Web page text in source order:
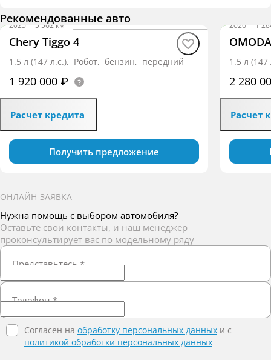
Рекомендованные авто
2025·5 562 км
Chery Tiggo 4
1.5 л (147 л.с.), Робот, бензин, передний
1 920 000 ₽
Расчет кредита
Получить предложение
2026 1
1.5 л
2 280
Расчет
ОНЛАЙН-ЗАЯВКА
Нужна помощь с выбором автомобиля?
Оставьте свои контакты, и наш менеджер
проконсультирует вас по модельному ряду
Представьтесь*
Телефон*
Согласен на обработку персональных данных и c
политикой обработки персональных данных